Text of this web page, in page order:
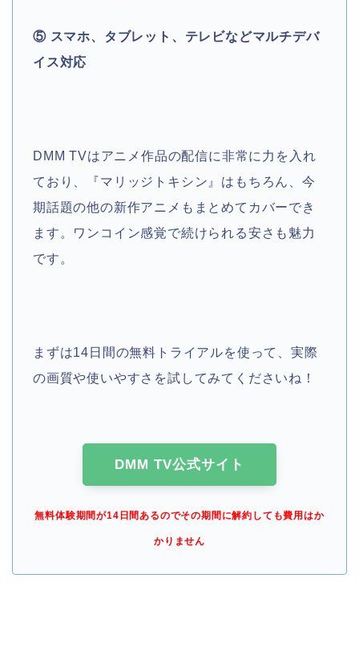
⑤ スマホ、タブレット、テレビなどマルチデバ
イス対応
DMM TVはアニメ作品の配信に非常に力を入れ
ており、『マリッジトキシン』はもちろん、今
期話題の他の新作アニメもまとめてカバーでき
ます。ワンコイン感覚で続けられる安さも魅力
です。
まずは14日間の無料トライアルを使って、実際
の画質や使いやすさを試してみてくださいね！
DMM TV公式サイト
無料体験期間が14日間あるのでその期間に解約しても費用はか
かりません